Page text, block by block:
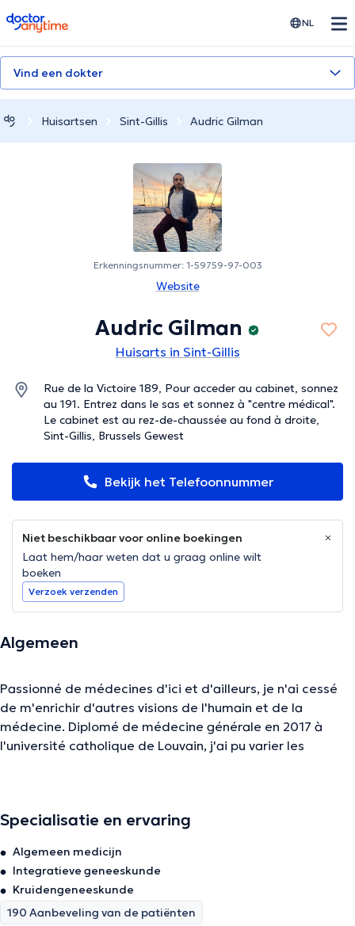
doctoranytime NL
Vind een dokter
Huisartsen Sint-Gillis Audric Gilman
Erkenningsnummer: 1-59759-97-003
Website
Audric Gilman
Huisarts in Sint-Gillis
Rue de la Victoire 189, Pour acceder au cabinet, sonnez
au 191. Entrez dans le sas et sonnez à "centre médical".
Le cabinet est au rez-de-chaussée au fond à droite,
Sint-Gillis, Brussels Gewest
Bekijk het Telefoonnummer
Niet beschikbaar voor online boekingen
Laat hem/haar weten dat u graag online wilt
boeken
Verzoek verzenden
Algemeen
Passionné de médecines d'ici et d'ailleurs, je n'ai cessé
de m'enrichir d'autres visions de l'humain et de la
médecine. Diplomé de médecine générale en 2017 à
l'université catholique de Louvain, j'ai pu varier les
former à la phytothérapie et à l'aromathérapie. Mes
nouveau regard sur la maladie, aux contacts des
différents guérisseurs et thérapeutes que j'ai pu
rencontrer. Ce jour, mon intérêt se porte sur l'Ayurveda,
cette médecine millénaire est un complément à une
Specialisatie en ervaring
Algemeen medicijn
Integratieve geneeskunde
Kruidengeneeskunde
190 Aanbeveling van de patiënten